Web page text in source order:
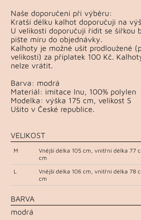
Naše doporučení při výběru:
Kratší délku kalhot doporučuji na
U velikosti doporučuji řídit se šířkou
pište míru do objednávky.
Kalhoty je možné ušít prodloužené
velikosti) za příplatek 100 Kč.
nelze vrátit.
Barva: modrá
Materiál: imitace lnu, 100% polylen
Modelka: výška 175 cm, velikost S
Ušito v České republice.
VELIKOST
M
Vnější délka 105 cm, vnitřní délka 77
cm
L
Vnější délka 106 cm, vnitřní délka 78
cm
BARVA
modrá